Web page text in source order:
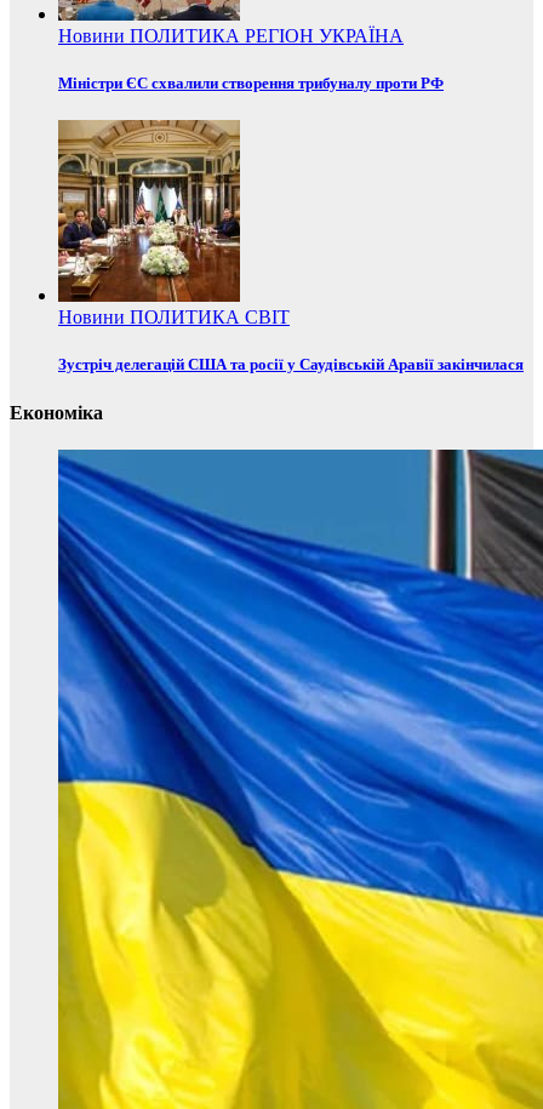
Новини ПОЛИТИКА РЕГІОН УКРАЇНА
Міністри ЄС схвалили створення трибуналу проти РФ
Новини ПОЛИТИКА СВІТ
Зустріч делегацій США та росії у Саудівській Аравії закінчилася
Економіка